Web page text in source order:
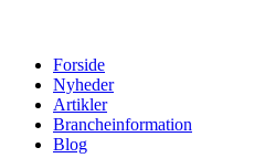
Forside
Nyheder
Artikler
Brancheinformation
Blog